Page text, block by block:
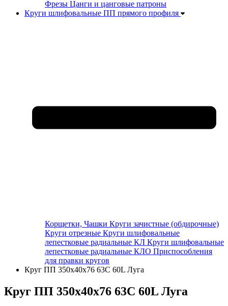
Фрезы Цанги и цанговые патроны
Круги шлифовальные ПП прямого профиля
Корщетки, Чашки Круги зачистные (обдирочные)
Круги отрезные Круги шлифовальные
лепестковые радиальные КЛ Круги шлифовальные
лепестковые радиальные КЛО Приспособления
для правки кругов
Круг ПП 350х40х76 63С 60L Луга
Круг ПП 350х40х76 63С 60L Луга